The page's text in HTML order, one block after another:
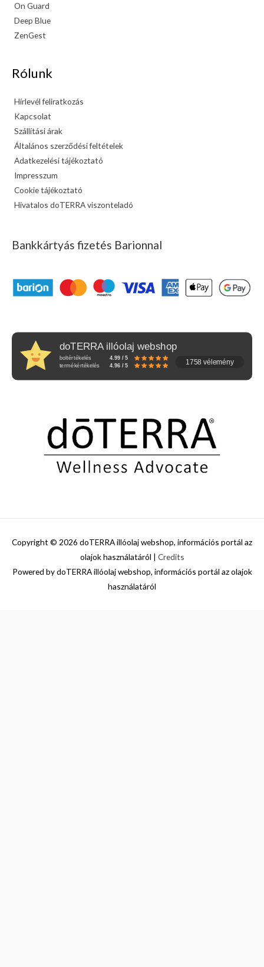
On Guard
Deep Blue
ZenGest
Rólunk
Hírlevél feliratkozás
Kapcsolat
Szállítási árak
Általános szerződési feltételek
Adatkezelési tájékoztató
Impresszum
Cookie tájékoztató
Hivatalos doTERRA viszonteladó
Bankkártyás fizetés Barionnal
doTERRA illóolaj webshop
boltértékelés
4.99 / 5
termékértékelés
4.96 / 5 1758 vélemény
Copyright © 2026 doTERRA illóolaj webshop, információs portál az
olajok használatáról
Credits
Powered bydoTERRA illóolaj webshop, információs portál az olajok
használatáról